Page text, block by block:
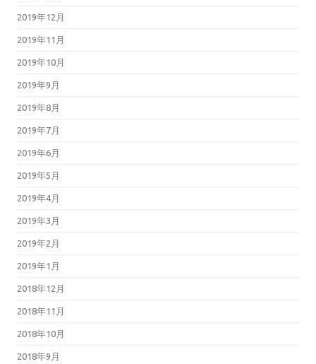
2019年12月
2019年11月
2019年10月
2019年9月
2019年8月
2019年7月
2019年6月
2019年5月
2019年4月
2019年3月
2019年2月
2019年1月
2018年12月
2018年11月
2018年10月
2018年9月